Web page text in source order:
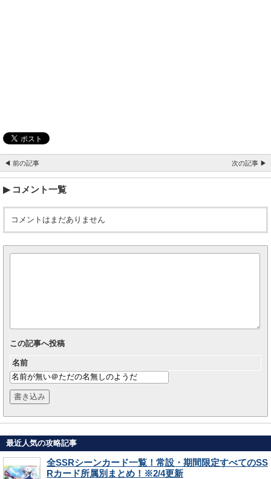
◀ 前の記事 次の記事 ▶
コメント一覧
コメントはまだありません
この記事へ投稿
名前
最近人気の攻略記事
全SSRシーンカード一覧！常設・期間限定すべてのSS
Rカード所属別まとめ！※2/4更新